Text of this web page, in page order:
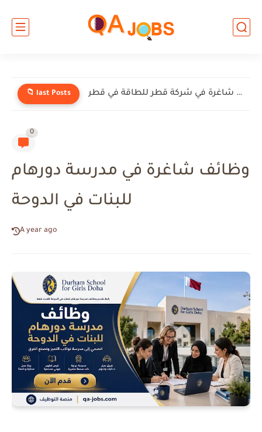
📁 last Posts وظائف شاغرة في شركة إنيرميك (EnerMech) في قطر
0
وظائف شاغرة في مدرسة دورهام
للبنات في الدوحة
A year ago